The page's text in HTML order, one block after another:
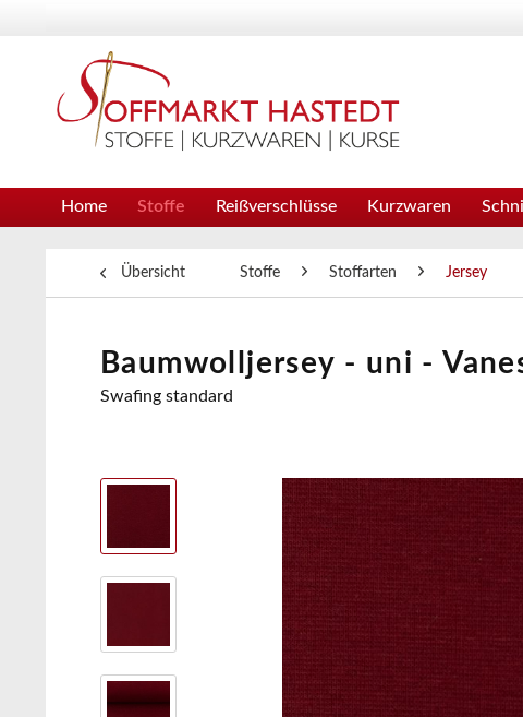
Home Stoffe Reißverschlüsse Kurzwaren
Übersicht Stoffe Stoffarten Jersey
Baumwolljersey - uni -
Swafing standard